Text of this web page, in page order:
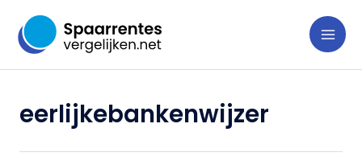
naar
inhoud
eerlijkebankenwijzer